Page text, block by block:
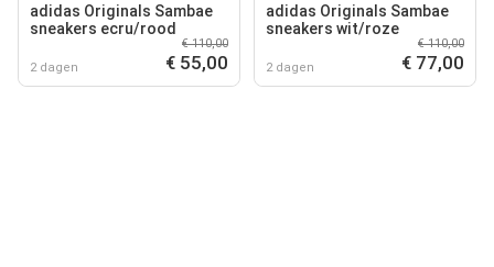
adidas Originals Sambae
sneakers ecru/rood
2 dagen
€ 110,00
€ 55,00
adidas Originals Sambae
sneakers wit/roze
2 dagen
€ 110,00
€ 77,00